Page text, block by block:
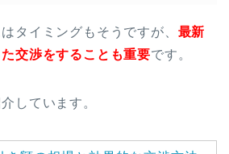
タイミングもそうですが、 最新
交渉をすることも重要です。
しています。